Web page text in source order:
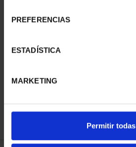
PREFERENCIAS
ESTADÍSTICA
MARKETING
Permitir todas
SUSCRIPCIÓN
949,00 €
registrados